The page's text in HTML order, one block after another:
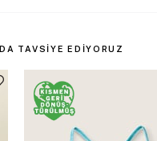
TAVSIYE EDIYORUZ